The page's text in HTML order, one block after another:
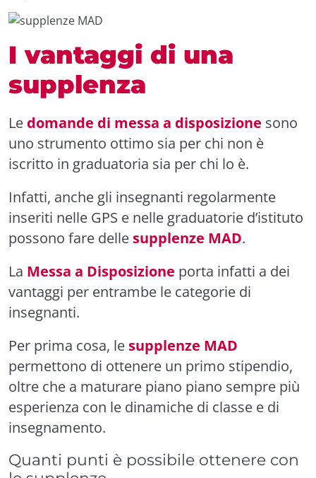
I vantaggi di una
supplenza
Le domande di messa a disposizione sono
uno strumento ottimo sia per chi non è
iscritto in graduatoria sia per chi lo è.
Infatti, anche gli insegnanti regolarmente
inseriti nelle GPS e nelle graduatorie d’istituto
possono fare delle supplenze MAD.
La Messa a Disposizione porta infatti a dei
vantaggi per entrambe le categorie di
insegnanti.
Per prima cosa, le supplenze MAD
permettono di ottenere un primo stipendio,
oltre che a maturare piano piano sempre più
esperienza con le dinamiche di classe e di
insegnamento.
Quanti punti è possibile ottenere con